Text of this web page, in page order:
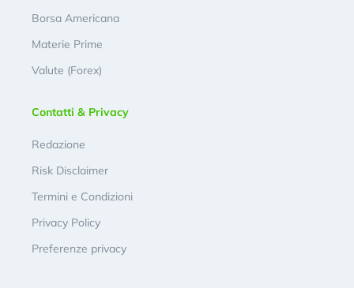
Borsa Americana
Materie Prime
Valute (Forex)
Contatti & Privacy
Redazione
Risk Disclaimer
Termini e Condizioni
Privacy Policy
Preferenze privacy